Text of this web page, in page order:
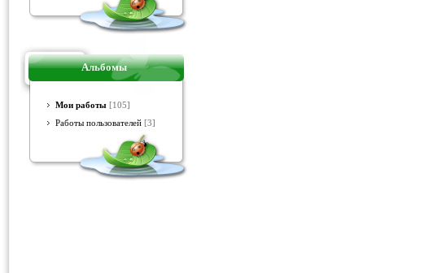
Альбомы
Мои работы [105]
Работы пользователей [3]